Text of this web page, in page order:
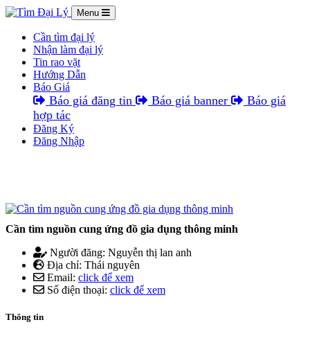
Menu
Cần tìm đại lý
Nhận làm đại lý
Tin rao vặt
Hướng Dẫn
Báo Giá
Báo giá đăng tin Báo giá banner
Báo giá
hợp tác
Đăng Ký
Đăng Nhập
Cần tìm nguồn cung ứng đồ gia dụng thông minh
Người đăng: Nguyễn thị lan anh
Địa chỉ: Thái nguyên
Email: click để xem
Số điện thoại: click để xem
Thông tin